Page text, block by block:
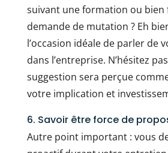
suivant une formation ou bien
demande de mutation ? Eh
l’occasion idéale de parler de
dans l’entreprise. N’hésitez
suggestion sera perçue
votre implication et
6. Savoir être force de
Autre point important : vous